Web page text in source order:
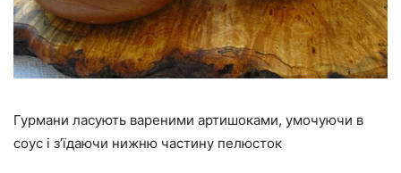
Гурмани ласують вареними артишоками, умочуючи в
соус і з’їдаючи нижню частину пелюсток